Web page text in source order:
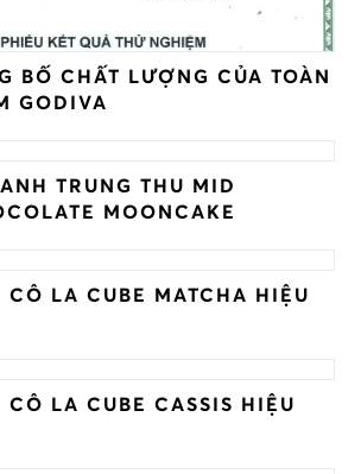
BỐ CHẤT LƯỢNG CỦA TOÀN
GODIVA
TRUNG THU MID
MOONCAKE
LA CUBE MATCHA HIỆU
LA CUBE CASSIS HIỆU